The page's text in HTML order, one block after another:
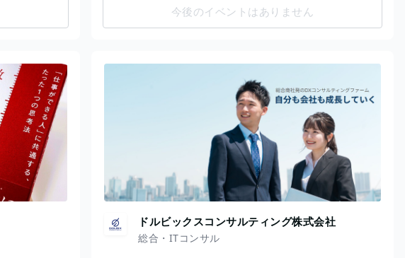
今後のイベントはありません
ドルビックスコンサルティング株式会社
総合・ITコンサル